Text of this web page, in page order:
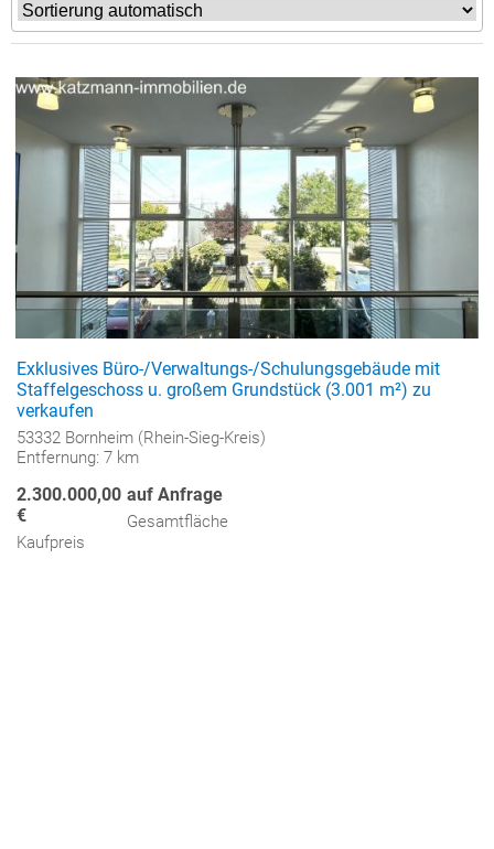
Exklusives Büro-/Verwaltungs-/Schulungsgebäude mit
Staffelgeschoss u. großem Grundstück (3.001 m²) zu
verkaufen
53332 Bornheim (Rhein-Sieg-Kreis)
Entfernung: 7 km
2.300.000,00
€
Kaufpreis
auf Anfrage
Gesamtfläche